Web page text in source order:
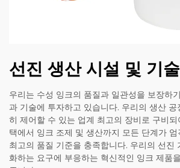
선진 생산 시설 및 기술
우리는 수성 잉크의 품질과 일관성을 보장하
과 기술에 투자하고 있습니다. 우리의 생산
히 제어할 수 있는 업계 최고의 장비로 구비되
택에서 잉크 조제 및 생산까지 모든 단계가
최고의 품질 기준을 충족합니다. 우리의 선진
화하는 요구에 부응하는 혁신적인 잉크 제품